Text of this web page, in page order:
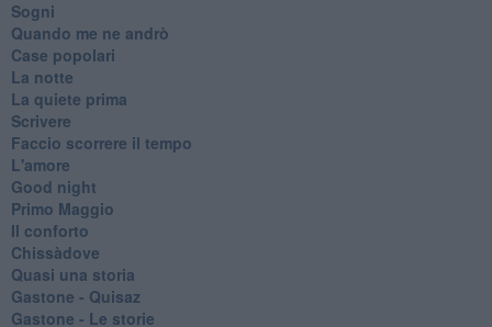
Sogni
Quando me ne andrò
Case popolari
La notte
La quiete prima
Scrivere
Faccio scorrere il tempo
L'amore
Good night
Primo Maggio
Il conforto
Chissàdove
Quasi una storia
Gastone - Quisaz
Gastone - Le storie